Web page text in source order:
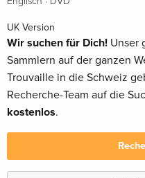
UK Version
Wir suchen für Dich! Unser
Sammlern auf der ganzen
Trouvaille in die Schweiz
Recherche-Team auf die
kostenlos.